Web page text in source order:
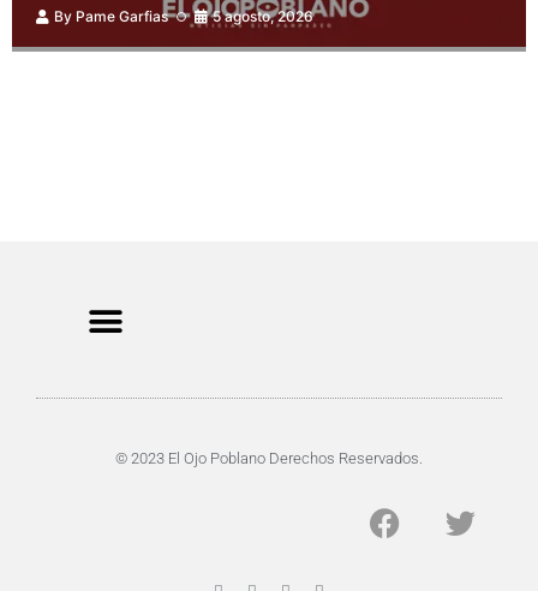
By Pame Garfias 5 agosto, 2026
© 2023 El Ojo Poblano Derechos Reservados.